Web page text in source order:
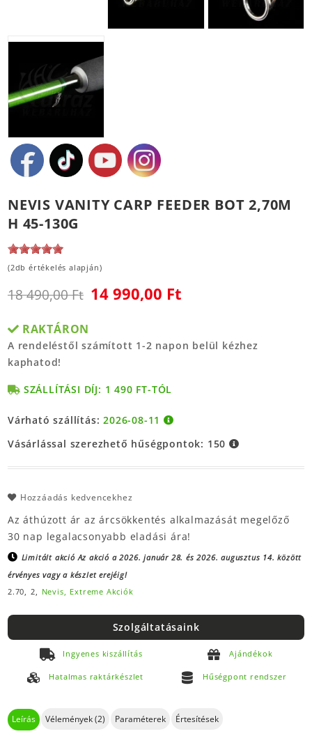
NEVIS VANITY CARP FEEDER BOT 2,70M
H 45-130G
(2db értékelés alapján)
18 490,00 Ft 14 990,00 Ft
RAKTÁRON
A rendeléstől számított 1-2 napon belül kézhez
kaphatod!
SZÁLLÍTÁSI DÍJ: 1 490 FT-TÓL
Várható szállítás:2026-08-11
Vásárlással szerezhető hűségpontok: 150
Hozzáadás kedvencekhez
Az áthúzott ár az árcsökkentés alkalmazását megelőző
30 nap legalacsonyabb eladási ára!
Limitált akcióAz akció a 2026. január 28. és 2026. augusztus 14. között
érvényes vagy a készlet erejéig!
2.70, 2, Nevis, Extreme Akciók
Szolgáltatásaink
Ingyenes kiszállítás Ajándékok
Hatalmas raktárkészlet Hűségpont rendszer
Leírás Vélemények (2) Paraméterek Értesítések